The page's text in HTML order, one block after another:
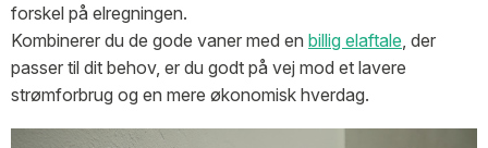
forskel på elregningen.
Kombinerer du de gode vaner med en billig elaftale, der
passer til dit behov, er du godt på vej mod et lavere
strømforbrug og en mere økonomisk hverdag.